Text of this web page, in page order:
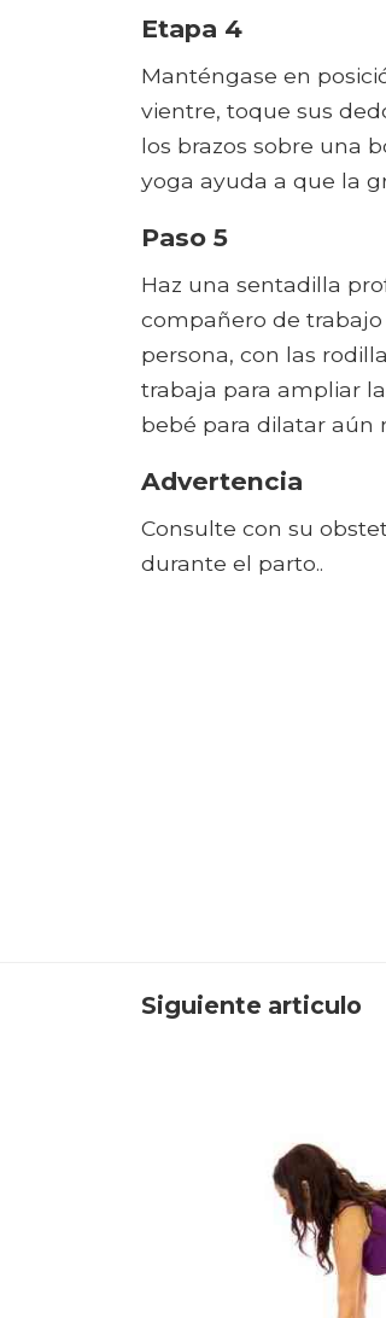
Etapa 4
Manténgase en
vientre, toque sus
los brazos sobre una
yoga ayuda a que la
Paso 5
Haz una sentadilla
compañero de trabajo
persona, con las
trabaja para ampliar
bebé para dilatar aún
Advertencia
Consulte con su
durante el parto..
Siguiente articulo